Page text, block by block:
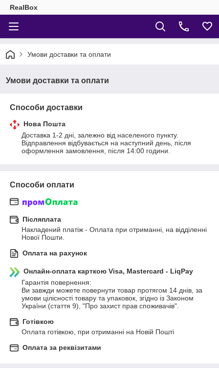
RealBox
Умови доставки та оплати
Умови доставки та оплати
Способи доставки
Нова Пошта
Доставка 1-2 дні, залежно від населеного пункту.
Відправлення відбувається на наступний день, після
оформлення замовлення, після 14:00 години.
Способи оплати
Післяплата
Накладений платіж - Оплата при отриманні, на відділенні
Нової Пошти.
Оплата на рахунок
Онлайн-оплата карткою Visa, Mastercard - LiqPay
Гарантія повернення:
Ви завжди можете повернути товар протягом 14 днів, за
умови цілісності товару та упаковок, згідно із Законом
України (стаття 9), "Про захист прав споживачів".
Готівкою
Оплата готівкою, при отриманні на Новій Пошті
Оплата за реквізитами